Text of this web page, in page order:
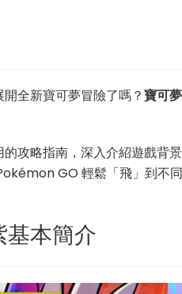
全新寶可夢冒險了嗎？寶可
攻略指南，深入介紹遊戲背
GO 輕鬆「飛」到不
基本簡介